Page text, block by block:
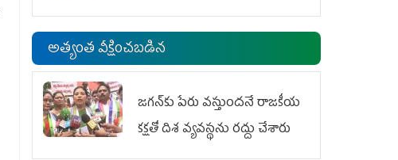
అత్యంత వీక్షించబడిన
జగన్‌కు పేరు వస్తుందనే రాజకీయ
కక్షతో దిశ వ్య‌వ‌స్థ‌ను రద్దు చేశారు